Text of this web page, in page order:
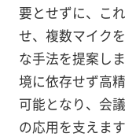
要とせずに、こ
せ、複数マイク
な手法を提案し
境に依存せず高
可能となり、会
の応用を支えます